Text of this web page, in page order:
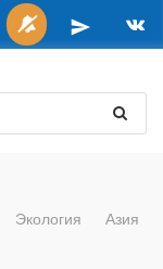
Экология Азия